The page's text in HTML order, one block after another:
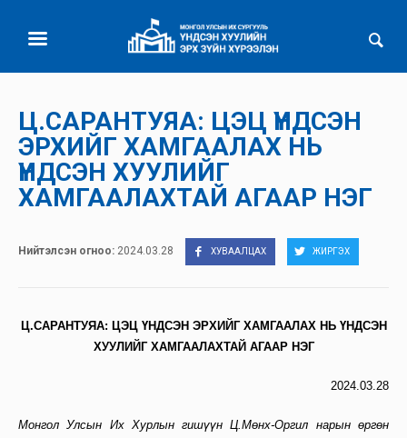
: mysqli_fetch_array() expects parameter 1 to be mysqli_result,
boolean given in
/home/cli.num.edu.mn/public_html/redirector.php
Ц.САРАНТУЯА: ЦЭЦ ҮНДСЭН
ЭРХИЙГ ХАМГААЛАХ НЬ
ҮНДСЭН ХУУЛИЙГ
ХАМГААЛАХТАЙ АГААР НЭГ
Нийтэлсэн огноо: 2024.03.28 ХУВААЛЦАХ ЖИРГЭХ
Ц.САРАНТУЯА: ЦЭЦ ҮНДСЭН ЭРХИЙГ ХАМГААЛАХ НЬ ҮНДСЭН
ХУУЛИЙГ ХАМГААЛАХТАЙ АГААР НЭГ
2024.03.28
Монгол Улсын Их Хурлын гишүүн Ц.Мөнх-Оргил нарын өргөн